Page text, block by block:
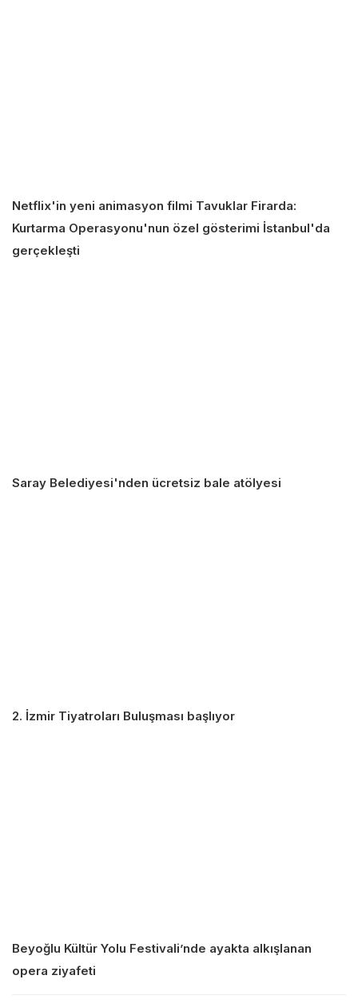
Netflix'in yeni animasyon filmi Tavuklar Firarda:
Kurtarma Operasyonu'nun özel gösterimi İstanbul'da
gerçekleşti
Saray Belediyesi'nden ücretsiz bale atölyesi
2. İzmir Tiyatroları Buluşması başlıyor
Beyoğlu Kültür Yolu Festivali’nde ayakta alkışlanan
opera ziyafeti